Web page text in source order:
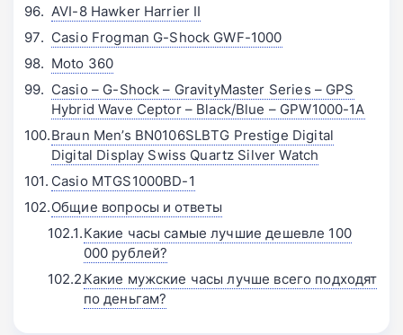
AVI-8 Hawker Harrier II
Casio Frogman G-Shock GWF-1000
Moto 360
Casio – G-Shock – GravityMaster Series – GPS
Hybrid Wave Ceptor – Black/Blue – GPW1000-1A
Braun Men’s BN0106SLBTG Prestige Digital
Digital Display Swiss Quartz Silver Watch
Casio MTGS1000BD-1
Общие вопросы и ответы
Какие часы самые лучшие дешевле 100
000 рублей?
Какие мужские часы лучше всего подходят
по деньгам?